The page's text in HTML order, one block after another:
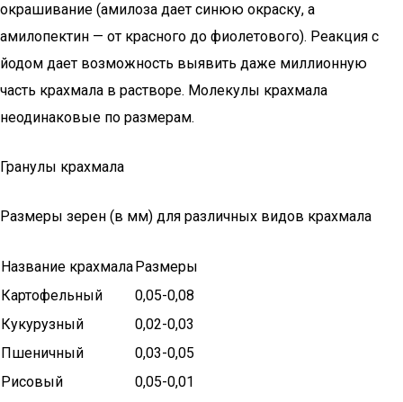
окрашивание (амилоза дает синюю окраску, а
амилопектин — от красного до фиолетового). Реакция с
йодом дает возможность выявить даже миллионную
часть крахмала в растворе. Молекулы крахмала
неодинаковые по размерам.
Гранулы крахмала
Размеры зерен (в мм) для различных видов крахмала
Название крахмалаРазмеры
Картофельный
0,05-0,08
Кукурузный
0,02-0,03
Пшеничный
0,03-0,05
Рисовый
0,05-0,01